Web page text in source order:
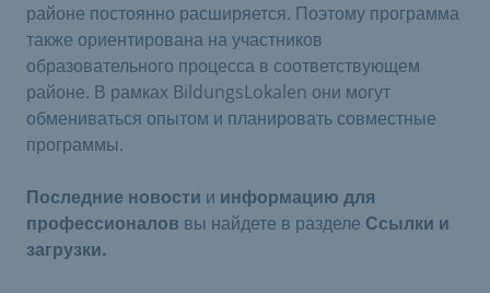
районе постоянно расширяется. Поэтому программа
также ориентирована на участников
образовательного процесса в соответствующем
районе. В рамках BildungsLokalen они могут
обмениваться опытом и планировать совместные
программы.
Последние новости и информацию для
профессионалов вы найдете в разделе Ссылки и
загрузки.